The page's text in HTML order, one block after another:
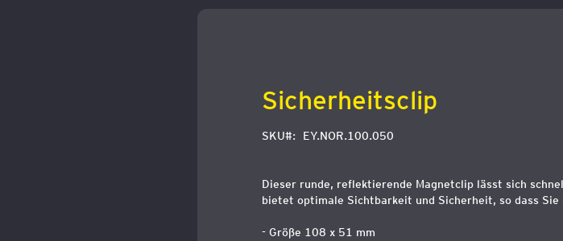
Sicherheitsclip
SKU EY.NOR.100.050
Dieser runde, reflektierende Magnetclip lässt sich
bietet optimale Sichtbarkeit und Sicherheit, so dass
- Größe 108 x 51 mm